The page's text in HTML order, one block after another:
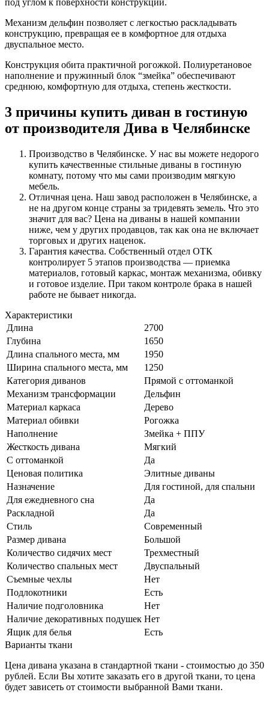
Механизм дельфин позволяет с легкостью раскладывать
конструкцию, превращая ее в комфортное для отдыха
двуспальное место.
Конструкция обита практичной рогожкой. Полиуретановое
наполнение и пружинный блок “змейка” обеспечивают
среднюю, комфортную для отдыха, степень жесткости.
3 причины купить диван в гостиную
от производителя Дива в Челябинске
Производство в Челябинске. У нас вы можете недорого
купить качественные стильные диваны в гостиную
комнату, потому что мы сами производим мягкую
мебель.
Отличная цена. Наш завод расположен в Челябинске, а
не на другом конце страны за тридевять земель. Что это
значит для вас? Цена на диваны в нашей компании
ниже, чем у других продавцов, так как она не включает
торговых и других наценок.
Гарантия качества. Собственный отдел ОТК
контролирует 5 этапов производства — приемка
материалов, готовый каркас, монтаж механизма, обивку
и готовое изделие. При таком контроле брака в нашей
работе не бывает никогда.
Характеристики
Длина
2700
Глубина
1650
Длина спального места, мм
1950
Ширина спального места, мм
1250
Категория диванов
Прямой с оттоманкой
Механизм трансформации
Дельфин
Материал каркаса
Дерево
Материал обивки
Рогожка
Наполнение
Змейка + ППУ
Жесткость дивана
Мягкий
С оттоманкой
Да
Ценовая политика
Элитные диваны
Назначение
Для гостиной, для спальни
Для ежедневного сна
Да
Раскладной
Да
Стиль
Современный
Размер дивана
Большой
Количество сидячих мест
Трехместный
Количество спальных мест
Двуспальный
Съемные чехлы
Нет
Подлокотники
Есть
Наличие подголовника
Нет
Наличие декоративных подушек Нет
Ящик для белья
Есть
Варианты ткани
Цена дивана указана в стандартной ткани - стоимостью до 350
рублей. Если Вы хотите заказать его в другой ткани, то цена
будет зависеть от стоимости выбранной Вами ткани.